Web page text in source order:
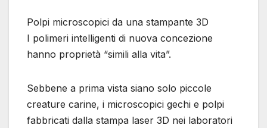
Polpi microscopici da una stampante 3D
I polimeri intelligenti di nuova concezione
hanno proprietà “simili alla vita”.
Sebbene a prima vista siano solo piccole
creature carine, i microscopici gechi e polpi
fabbricati dalla stampa laser 3D nei laboratori